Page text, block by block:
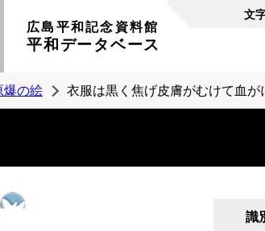
広島平和記念資料館
平和データベース
文
爆の絵 衣服は黒く焦げ皮膚がむけて血が
識